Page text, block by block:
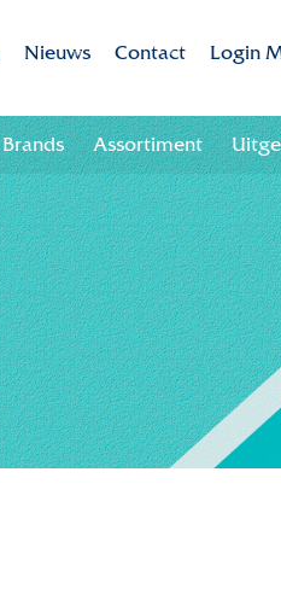
your season!
Nieuws
Aanmelden nieuwsbrief
Afmelden nieuwsbrief
Contact
Contactgegevens
Team
Login
Brands Assortiment